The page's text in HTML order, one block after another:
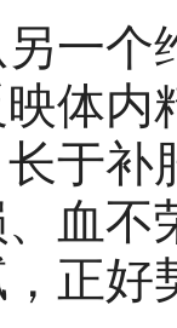
一个
体
于
血
正